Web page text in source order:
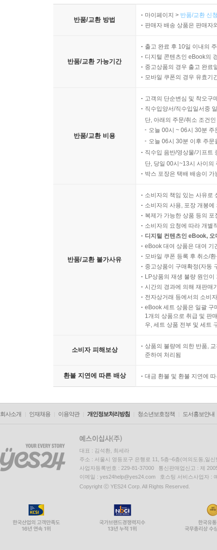
반품/교환 방법
마이페이지 > 반품/교환 신
판매자 배송 상품은 판매자
반품/교환 가능기간
출고 완료 후 10일 이내의
디지털 콘텐츠인 eBook의
중고상품의 경우 출고 완료
모바일 쿠폰의 경우 유효기
반품/교환 비용
고객의 단순변심 및 착오구
직수입양서/직수입일서중
단, 아래의 주문/취소 조건
오늘 00시 ~ 06시 30분
오늘 06시 30분 이후 주
직수입 음반/영상물/기프트
단, 당일 00시~13시 사이의
박스 포장은 택배 배송이
반품/교환 불가사유
소비자의 책임 있는 사유로
소비자의 사용, 포장 개봉
복제가 가능한 상품 등의
소비자의 요청에 따라 개별
디지털 컨텐츠인 eBook,
eBook 대여 상품은 대여 기
모바일 쿠폰 등록 후 취소/
중고상품이 구매확정(자동
LP상품의 재생 불량 원인
시간의 경과에 의해 재판매
전자상거래 등에서의 소비
eBook 세트 상품은 일괄 구
1개의 상품으로 취급 및 판
우, 세트 상품 전부 및 세트
소비자 피해보상
상품의 불량에 의한 반품,
준하여 처리됨
환불 지연에 따른 배상 대금 환불 및 환불 지연에
회사소개 인재채용 이용약관 개인정보처리방침 청소년보호정책 도서홍보안내
대표 : 김석환, 최세라
주소 : 서울시 영등포구 은행로 11, 5층~6층(여의도동,일신
사업자등록번호 : 229-81-37000 통신판매업신고 : 제
이메일 : yes24help@yes24.com 호스팅 서비스사업자 :
Copyright ⓒ YES24 Corp. All Rights Reserved.